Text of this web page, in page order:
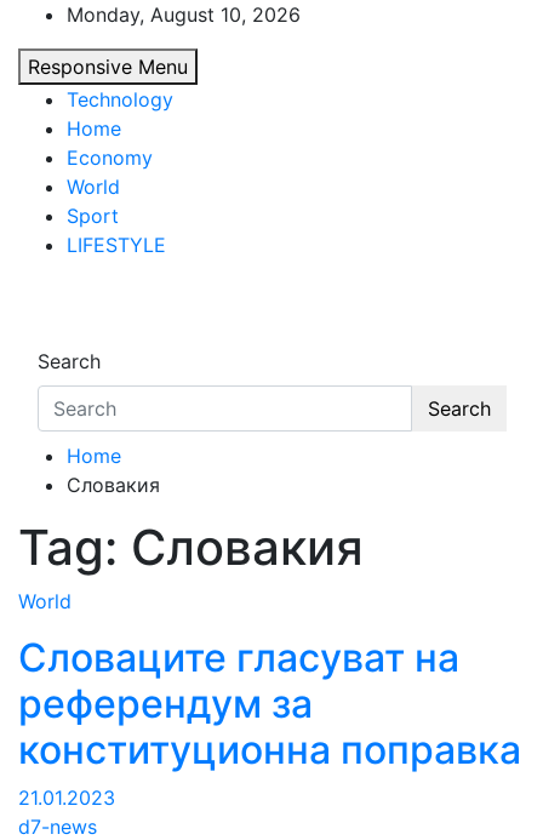
content
Monday, August 10, 2026
Responsive Menu
Technology
Home
Economy
World
Sport
LIFESTYLE
Search
Search
Home
Словакия
Tag: Словакия
World
Словаците гласуват на
референдум за
конституционна поправка
21.01.2023
d7-news